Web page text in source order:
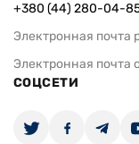
+380 (44) 280-04-
Электронная почта
Электронная почта
СОЦСЕТИ